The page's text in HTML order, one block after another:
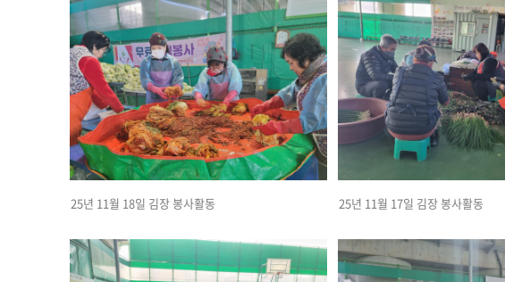
25년 11월 18일 김장 봉사활동 25년 11월 17일 김장 봉사활동